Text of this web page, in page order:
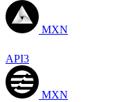
MXN
API3
MXN